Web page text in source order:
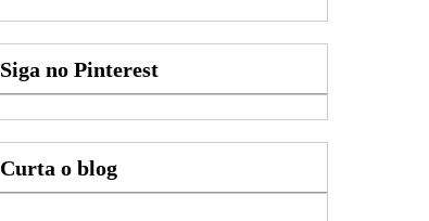
Siga no Pinterest
Curta o blog